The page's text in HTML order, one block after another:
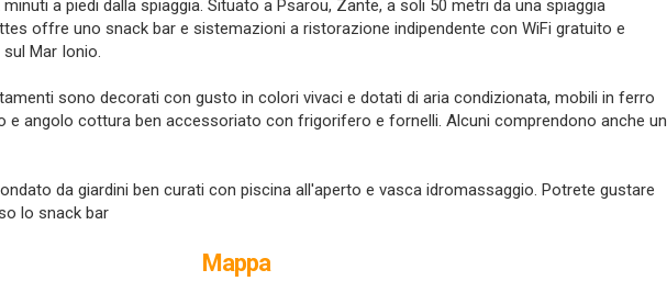
a piedi dalla spiaggia. Situato a Psarou, Zante, a soli 50 metri da una spiaggia
offre uno snack bar e sistemazioni a ristorazione indipendente con WiFi gratuito e
Mar Ionio.
sono decorati con gusto in colori vivaci e dotati di aria condizionata, mobili in ferro
e angolo cottura ben accessoriato con frigorifero e fornelli. Alcuni comprendono anche un
da giardini ben curati con piscina all'aperto e vasca idromassaggio. Potrete gustare
lo snack bar
Mappa